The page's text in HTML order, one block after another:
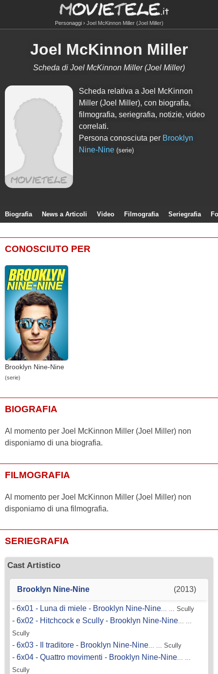
Personaggi Joel McKinnon Miller (Joel Miller)
Joel McKinnon Miller
Scheda di Joel McKinnon Miller (Joel Miller)
Scheda relativa a Joel McKinnon
Miller (Joel Miller), con biografia,
filmografia, seriegrafia, notizie, video
correlati.
Persona conosciuta per Brooklyn
Nine-Nine (serie)
Biografia News a Articoli Video Filmografia Seriegrafia
CONOSCIUTO PER
Brooklyn Nine-Nine
(serie)
BIOGRAFIA
Al momento per Joel McKinnon Miller (Joel Miller) non
disponiamo di una biografia.
FILMOGRAFIA
Al momento per Joel McKinnon Miller (Joel Miller) non
disponiamo di una filmografia.
SERIEGRAFIA
Cast Artistico
Brooklyn Nine-Nine (2013)
- 6x01 - Luna di miele - Brooklyn Nine-Nine ... ... Scully
- 6x02 - Hitchcock e Scully - Brooklyn Nine-Nine
Scully
- 6x03 - Il traditore - Brooklyn Nine-Nine ... ... Scully
- 6x04 - Quattro movimenti - Brooklyn Nine-Nine
Scully